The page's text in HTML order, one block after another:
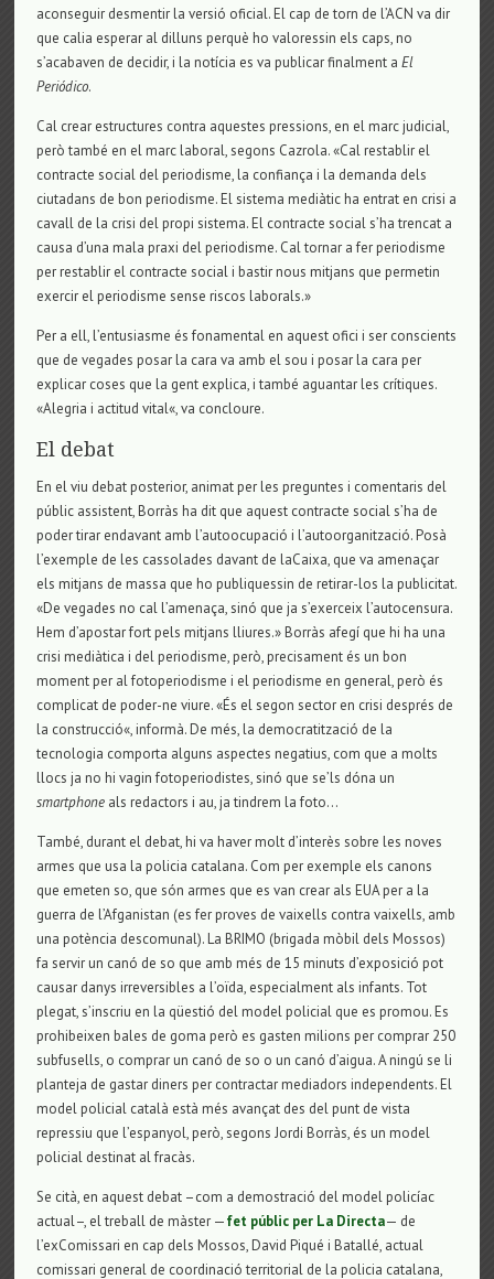
aconseguir desmentir la versió oficial. El cap de torn de l’ACN va dir
que calia esperar al dilluns perquè ho valoressin els caps, no
s’acabaven de decidir, i la notícia es va publicar finalment aEl
Periódico.
Cal crear estructures contra aquestes pressions, en el marc judicial,
però també en el marc laboral, segons Cazrola. «Cal restablir el
contracte social del periodisme, la confiança i la demanda dels
ciutadans de bon periodisme. El sistema mediàtic ha entrat en crisi a
cavall de la crisi del propi sistema. El contracte social s’ha trencat a
causa d’una mala praxi del periodisme. Cal tornar a fer periodisme
per restablir el contracte social i bastir nous mitjans que permetin
exercir el periodisme sense riscos laborals.»
Per a ell, l’entusiasme és fonamental en aquest ofici i ser conscients
que de vegades posar la cara va amb el sou i posar la cara per
explicar coses que la gent explica, i també aguantar les crítiques.
«Alegria i actitud vital«, va concloure.
El debat
En el viu debat posterior, animat per les preguntes i comentaris del
públic assistent, Borràs ha dit que aquest contracte social s’ha de
poder tirar endavant amb l’autoocupació i l’autoorganització. Posà
l’exemple de les cassolades davant de laCaixa, que va amenaçar
els mitjans de massa que ho publiquessin de retirar-los la publicitat.
«De vegades no cal l’amenaça, sinó que ja s’exerceix l’autocensura.
Hem d’apostar fort pels mitjans lliures.» Borràs afegí que hi ha una
crisi mediàtica i del periodisme, però, precisament és un bon
moment per al fotoperiodisme i el periodisme en general, però és
complicat de poder-ne viure. «És el segon sector en crisi després de
la construcció«, informà. De més, la democratització de la
tecnologia comporta alguns aspectes negatius, com que a molts
llocs ja no hi vagin fotoperiodistes, sinó que se’ls dóna un
smartphone als redactors i au, ja tindrem la foto…
També, durant el debat, hi va haver molt d’interès sobre les noves
armes que usa la policia catalana. Com per exemple els canons
que emeten so, que són armes que es van crear als EUA per a la
guerra de l’Afganistan (es fer proves de vaixells contra vaixells, amb
una potència descomunal). La BRIMO (brigada mòbil dels Mossos)
fa servir un canó de so que amb més de 15 minuts d’exposició pot
causar danys irreversibles a l’oïda, especialment als infants. Tot
plegat, s’inscriu en la qüestió del model policial que es promou. Es
prohibeixen bales de goma però es gasten milions per comprar 250
subfusells, o comprar un canó de so o un canó d’aigua. A ningú se li
planteja de gastar diners per contractar mediadors independents. El
model policial català està més avançat des del punt de vista
repressiu que l’espanyol, però, segons Jordi Borràs, és un model
policial destinat al fracàs.
Se cità, en aquest debat –com a demostració del model policíac
actual–, el treball de màster —fet públic per La Directa— de
l’exComissari en cap dels Mossos, David Piqué i Batallé, actual
comissari general de coordinació territorial de la policia catalana,